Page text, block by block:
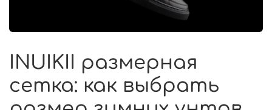
INUIKII размерная
сетка: как выбрать